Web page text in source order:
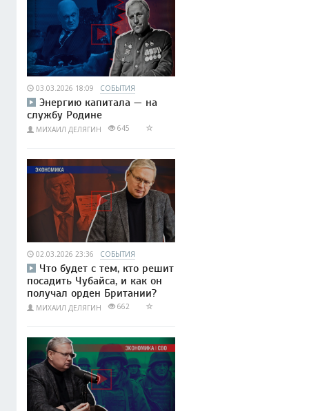
03.03.2026 18:09 СОБЫТИЯ
Энергию капитала — на
службу Родине
МИХАИЛ ДЕЛЯГИН 645
02.03.2026 23:36 СОБЫТИЯ
Что будет с тем, кто решит
посадить Чубайса, и как он
получал орден Британии?
МИХАИЛ ДЕЛЯГИН 662